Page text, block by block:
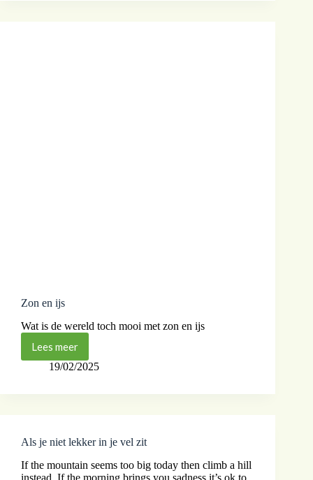
Zon en ijs
Wat is de wereld toch mooi met zon en ijs
Lees meer
19/02/2025
Als je niet lekker in je vel zit
If the mountain seems too big today then climb a hill
instead. If the morning brings you sadness it’s ok to